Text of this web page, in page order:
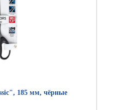
185 мм, чёрные